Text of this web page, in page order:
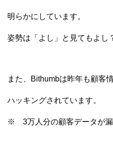
明らかにしています。
姿勢は「よし」と見てもよし
また、Bithumbは昨年も顧客
ハッキングされています。
※ 3万人分の顧客データが